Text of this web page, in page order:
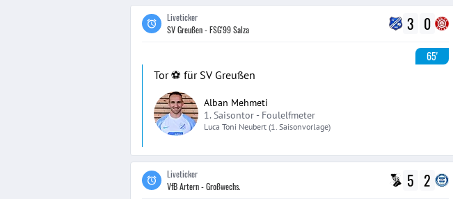
Liveticker
SV Greußen - FSG'99 Salza
3 0
65'
Tor ⚽️ für SV Greußen
Alban Mehmeti
1. Saisontor - Foulelfmeter
Luca Toni Neubert (1. Saisonvorlage)
Liveticker
VfB Artern - Großwechs.
5 2